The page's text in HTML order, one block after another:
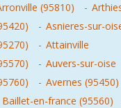
(95810)
-
- Asnieres-sur-
- Attainville
- Auvers-sur-oise
- Avernes (95450)
Baillet-en-france (95560)